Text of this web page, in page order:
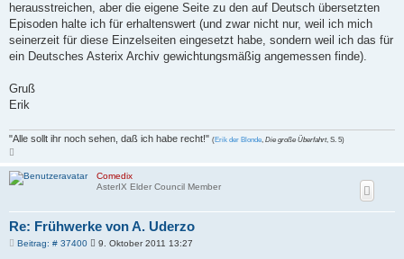
herausstreichen, aber die eigene Seite zu den auf Deutsch übersetzten
Episoden halte ich für erhaltenswert (und zwar nicht nur, weil ich mich
seinerzeit für diese Einzelseiten eingesetzt habe, sondern weil ich das für
ein Deutsches Asterix Archiv gewichtungsmäßig angemessen finde).
Gruß
Erik
"Alle sollt ihr noch sehen, daß ich habe recht!" (Erik der Blonde, Die große Überfahrt, S. 5)
c
h
Comedix
AsterIX Elder Council Member
Re: Frühwerke von A. Uderzo
Beitrag: # 37400B 9. Oktober 2011 13:27